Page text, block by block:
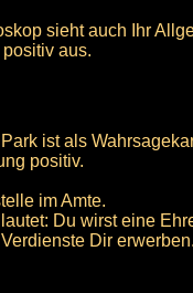
sieht auch Ihr
aus.
ist als
positiv.
im Amte.
Du wirst eine
Dir